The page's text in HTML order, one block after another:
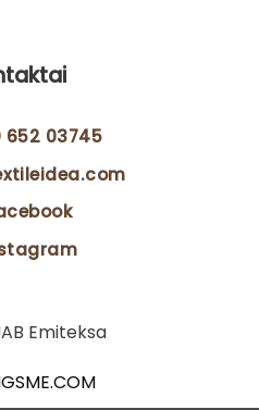
652 03745
Emiteksa